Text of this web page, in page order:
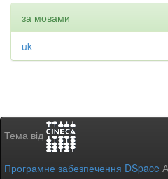
за мовами
uk
Тема від
Програмне забезпечення DSpace